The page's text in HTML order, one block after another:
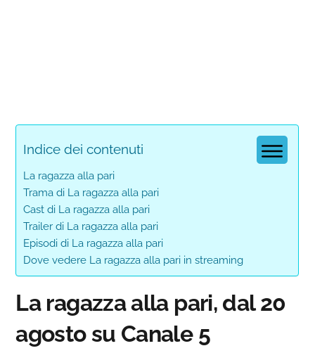
Indice dei contenuti
La ragazza alla pari
Trama di La ragazza alla pari
Cast di La ragazza alla pari
Trailer di La ragazza alla pari
Episodi di La ragazza alla pari
Dove vedere La ragazza alla pari in streaming
La ragazza alla pari, dal 20
agosto su Canale 5